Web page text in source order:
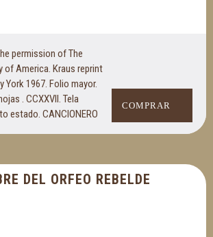
permission of The
of America. Kraus reprint
York 1967. Folio mayor.
. CCXXVII. Tela
estado. CANCIONERO
COMPRAR
DEL ORFEO REBELDE